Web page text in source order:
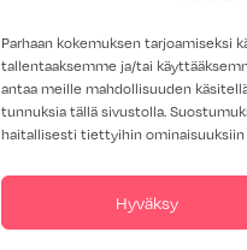
Parhaan kokemuksen tarjoamiseksi
tallentaaksemme ja/tai
antaa meille mahdollisuuden
tunnuksia tällä sivustolla.
haitallisesti tiettyihin
Hyväksy